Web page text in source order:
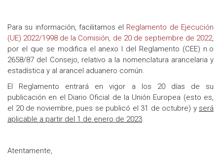
Para su información, facilitamos el Reglamento de Ejecución
(UE) 2022/1998 de la Comisión, de 20 de septiembre de 2022,
por el que se modifica el anexo I del Reglamento (CEE) n.o
2658/87 del Consejo, relativo a la nomenclatura arancelaria y
estadística y al arancel aduanero común.
El Reglamento entrará en vigor a los 20 días de su
publicación en el Diario Oficial de la Unión Europea (esto es,
el 20 de noviembre, pues se publicó el 31 de octubre) y será
aplicable a partir del 1 de enero de 2023.
Atentamente,